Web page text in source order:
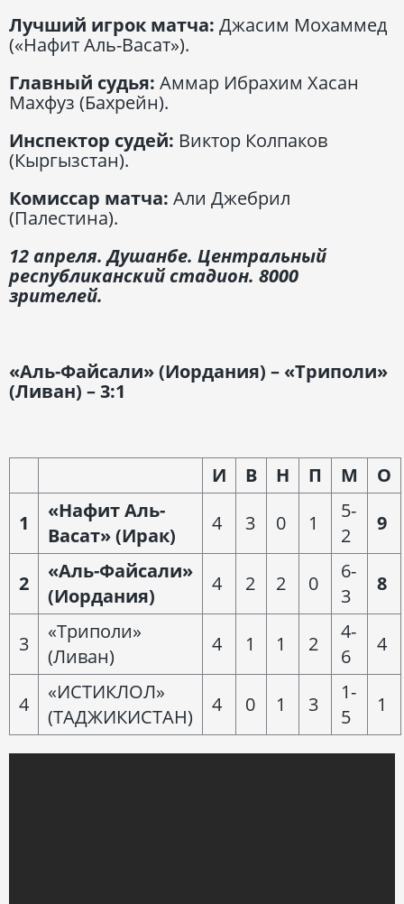
Лучший игрок матча: Джасим Мохаммед
(«Нафит Аль-Васат»).
Главный судья: Аммар Ибрахим Хасан
Махфуз (Бахрейн).
Инспектор судей: Виктор Колпаков
(Кыргызстан).
Комиссар матча: Али Джебрил
(Палестина).
12 апреля. Душанбе. Центральный
республиканский стадион. 8000
зрителей.
«Аль-Файсали» (Иордания) – «Триполи»
(Ливан) – 3:1
И В Н П М
О
1
«Нафит Аль-
Васат» (Ирак)
4 3 0 1
5-
2
9
2
«Аль-Файсали»
(Иордания)
4 2 2 0
6-
3
8
3
«Триполи»
(Ливан)
4 1 1 2
4-
6
4
4
«ИСТИКЛОЛ»
(ТАДЖИКИСТАН)
4 0 1 3
1-
5
1